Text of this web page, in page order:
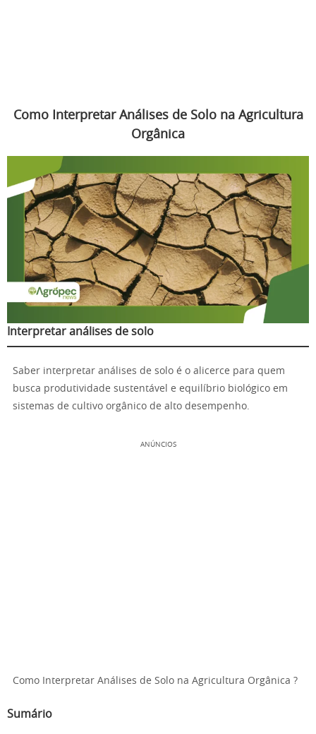
Como Interpretar Análises de Solo na Agricultura
Orgânica
Interpretar análises de solo
Saber interpretar análises de solo é o alicerce para quem
busca produtividade sustentável e equilíbrio biológico em
sistemas de cultivo orgânico de alto desempenho.
ANÚNCIOS
Como Interpretar Análises de Solo na Agricultura Orgânica ?
Sumário